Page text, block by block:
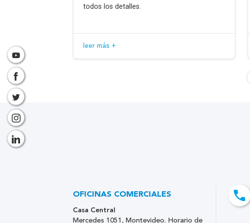
todos los detalles.
leer más +
OFICINAS COMERCIALES
Casa Central
Mercedes 1051, Montevideo. Horario de